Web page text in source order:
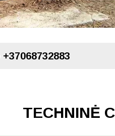
+37068732883
TECHNINĖ